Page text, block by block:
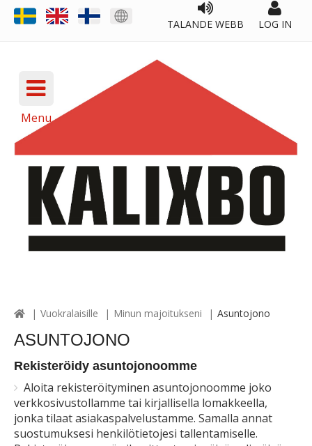
TALANDE WEBB LOG IN
Menu
Vuokralaisille Minun majoitukseni Asuntojono
ASUNTOJONO
Rekisteröidy asuntojonoomme
Aloita rekisteröityminen asuntojonoomme joko
verkkosivustollamme tai kirjallisella lomakkeella,
jonka tilaat asiakaspalvelustamme. Samalla annat
suostumuksesi henkilötietojesi tallentamiselle.